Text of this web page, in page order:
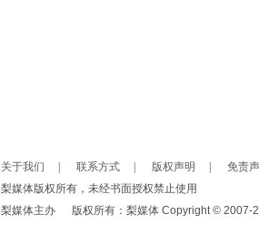
关于我们 联系方式 版权声明
免责
梨媒体版权所有，未经书面授权禁止使用
梨媒体主办 版权所有：梨媒体 Copyright © 2007-